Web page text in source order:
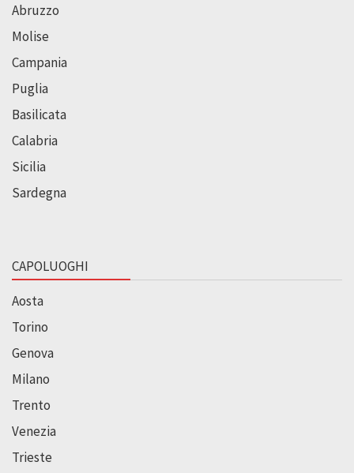
Abruzzo
Molise
Campania
Puglia
Basilicata
Calabria
Sicilia
Sardegna
CAPOLUOGHI
Aosta
Torino
Genova
Milano
Trento
Venezia
Trieste